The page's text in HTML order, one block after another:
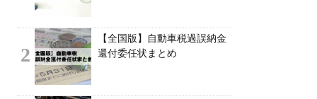
2
【全国版】自動車税過誤納金
還付委任状まとめ